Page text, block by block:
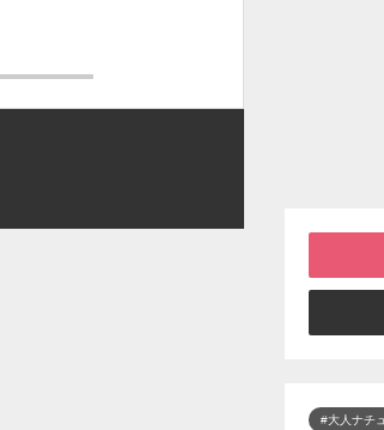
#大人ナチ